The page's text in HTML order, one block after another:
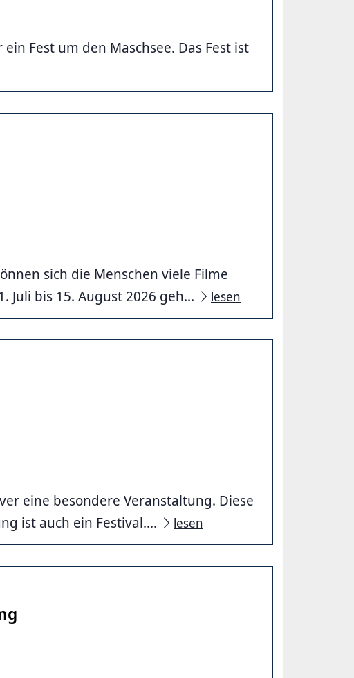
Fest um den Maschsee. Das Fest ist
sich die Menschen viele Filme
Juli bis 15. August 2026 geh...
lesen
eine besondere Veranstaltung. Diese
ist auch ein Festival....
lesen